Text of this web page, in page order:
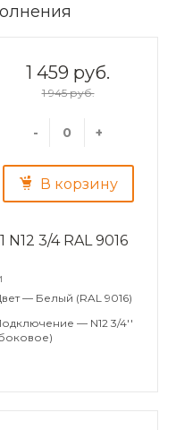
1 459 руб.
1 945 руб.
- +
В корзину
3/4 RAL 9016
— Белый (RAL 9016)
— N12 3/4''